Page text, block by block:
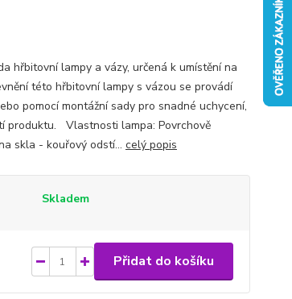
hřbitovní lampy a vázy, určená k umístění na
této hřbitovní lampy s vázou se provádí
pomocí montážní sady pro snadné uchycení,
produktu. Vlastnosti lampa: Povrchově
skla - kouřový odstí... celý popis
Skladem
Přidat do košíku